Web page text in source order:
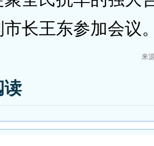
王东参加会议
来
读